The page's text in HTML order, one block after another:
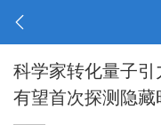
科学家转化量子引
有望首次探测隐藏